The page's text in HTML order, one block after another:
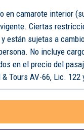
camarote interior
Ciertas
sujetas a
No incluye
en el precio del
Tours AV-66, Lic. 122